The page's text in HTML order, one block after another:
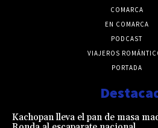
COMARCA
EN COMARCA
PODCAST
VIAJEROS
PORTADA
Kachopan lleva el pan de masa